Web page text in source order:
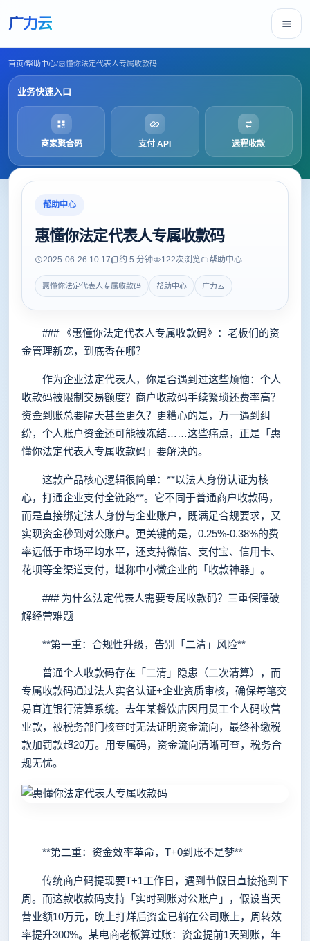
广力云
首页/帮助中心/惠懂你法定代表人专属收款码
业务快速入口
商家聚合码 支付 API 远程收款
帮助中心
惠懂你法定代表人专属收款码
2025-06-26 10:17 约 5 分钟 122次浏览 帮助中心
惠懂你法定代表人专属收款码 帮助中心 广力云
### 《惠懂你法定代表人专属收款码》：老板们的资
金管理新宠，到底香在哪？
作为企业法定代表人，你是否遇到过这些烦恼：个人
收款码被限制交易额度？商户收款码手续繁琐还费率高？
资金到账总要隔天甚至更久？更糟心的是，万一遇到纠
纷，个人账户资金还可能被冻结……这些痛点，正是「惠
懂你法定代表人专属收款码」要解决的。
这款产品核心逻辑很简单：**以法人身份认证为核
心，打通企业支付全链路**。它不同于普通商户收款码，
而是直接绑定法人身份与企业账户，既满足合规要求，又
实现资金秒到对公账户。更关键的是，0.25%-0.38%的费
率远低于市场平均水平，还支持微信、支付宝、信用卡、
花呗等全渠道支付，堪称中小微企业的「收款神器」。
### 为什么法定代表人需要专属收款码？三重保障破
解经营难题
**第一重：合规性升级，告别「二清」风险**
普通个人收款码存在「二清」隐患（二次清算），而
专属收款码通过法人实名认证+企业资质审核，确保每笔交
易直连银行清算系统。去年某餐饮店因用员工个人码收营
业款，被税务部门核查时无法证明资金流向，最终补缴税
款加罚款超20万。用专属码，资金流向清晰可查，税务合
规无忧。
**第二重：资金效率革命，T+0到账不是梦**
传统商户码提现要T+1工作日，遇到节假日直接拖到下
周。而这款收款码支持「实时到账对公账户」，假设当天
营业额10万元，晚上打烊后资金已躺在公司账上，周转效
率提升300%。某电商老板算过账：资金提前1天到账，年